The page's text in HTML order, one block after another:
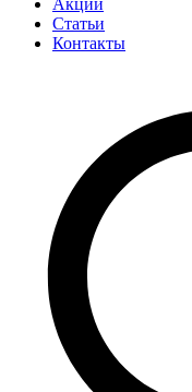
Акции
Статьи
Контакты